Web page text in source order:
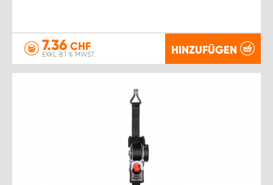
7.36 CHF
EXKL. 8.1 % MWST. HINZUFÜGEN